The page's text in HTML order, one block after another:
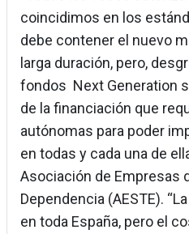
coincidimos en los
debe contener el nuevo
larga duración, pero,
fondos Next Generation
de la financiación que
autónomas para poder
en todas y cada una de
Asociación de Empresas
Dependencia (AESTE).
en toda España, pero el